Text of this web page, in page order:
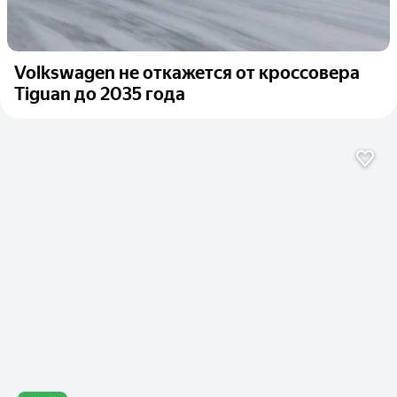
Volkswagen не откажется от кроссовера
Tiguan до 2035 года